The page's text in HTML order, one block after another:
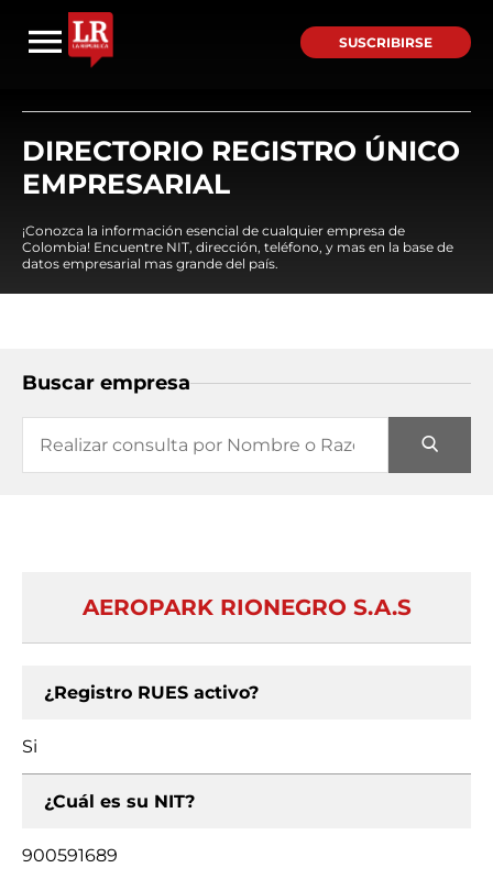
SUSCRIBIRSE
DIRECTORIO REGISTRO ÚNICO
EMPRESARIAL
¡Conozca la información esencial de cualquier empresa de
Colombia! Encuentre NIT, dirección, teléfono, y mas en la base de
datos empresarial mas grande del país.
Buscar empresa
AEROPARK RIONEGRO S.A.S
¿Registro RUES activo?
Si
¿Cuál es su NIT?
900591689